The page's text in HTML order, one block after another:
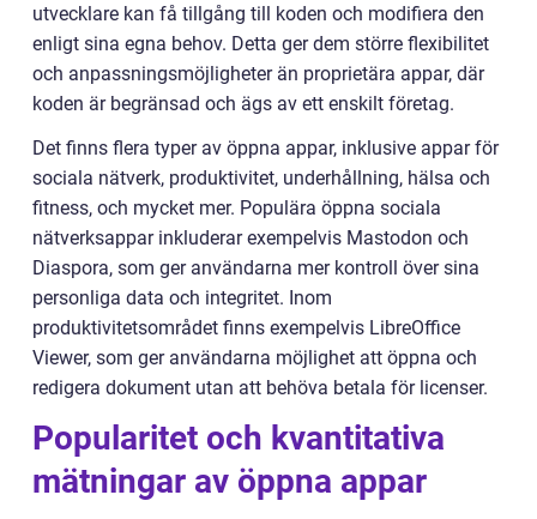
utvecklare kan få tillgång till koden och modifiera den
enligt sina egna behov. Detta ger dem större flexibilitet
och anpassningsmöjligheter än proprietära appar, där
koden är begränsad och ägs av ett enskilt företag.
Det finns flera typer av öppna appar, inklusive appar för
sociala nätverk, produktivitet, underhållning, hälsa och
fitness, och mycket mer. Populära öppna sociala
nätverksappar inkluderar exempelvis Mastodon och
Diaspora, som ger användarna mer kontroll över sina
personliga data och integritet. Inom
produktivitetsområdet finns exempelvis LibreOffice
Viewer, som ger användarna möjlighet att öppna och
redigera dokument utan att behöva betala för licenser.
Popularitet och kvantitativa
mätningar av öppna appar